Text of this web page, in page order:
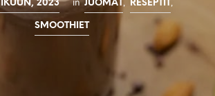
2023 JUOMAT RESEPTIT
SMOOTHIET